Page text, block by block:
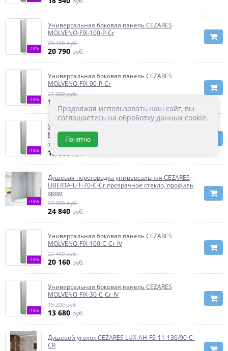
-10%
Универсальная боковая панель CEZARES
MOLVENO-FIX-100-P-Cr
23 100 руб.
20 790 руб.
-10%
Универсальная боковая панель CEZARES
MOLVENO-FIX-90-P-Cr
21 300 руб.
19 170
-10%
Универсальная боковая панель CEZARES
MOLVENO-FIX-30-P-Cr
15 400 руб.
13 860 руб.
-10%
Душевая перегородка универсальная CEZARES
LIBERTA-L-1-70-C-Cr прозрачное стекло, профиль
хром
27 600 руб.
24 840 руб.
-10%
Универсальная боковая панель CEZARES
MOLVENO-FIX-100-C-Cr-IV
22 400 руб.
20 160 руб.
-10%
Универсальная боковая панель CEZARES
MOLVENO-FIX-30-C-Cr-IV
15 200 руб.
13 680 руб.
Душевой уголок CEZARES LUX-AH-FS-11-130/90-C-
CR
Продолжая использовать наш сайт, вы
соглашаетесь на обработку данных cookie.
Понятно